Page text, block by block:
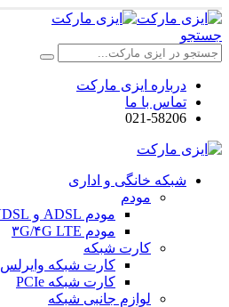
جستجو
درباره ایزی مارکت
تماس با ما
021-58206
شبکه خانگی و اداری
مودم
مودم ADSL و VDSL
مودم ۳G/۴G LTE
کارت شبکه
کارت شبکه وایرلس USB
کارت شبکه PCIe
لوازم جانبی شبکه